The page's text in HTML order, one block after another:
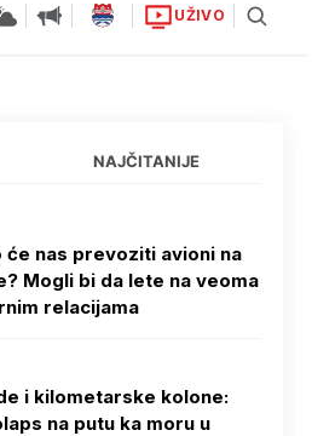
UŽIVO
NAJČITANIJE
će nas prevoziti avioni na
Mogli bi da lete na veoma
relacijama
i kilometarske kolone:
na putu ka moru u